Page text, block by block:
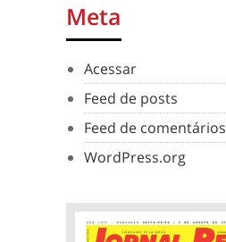
Meta
Acessar
Feed de posts
Feed de comentários
WordPress.org